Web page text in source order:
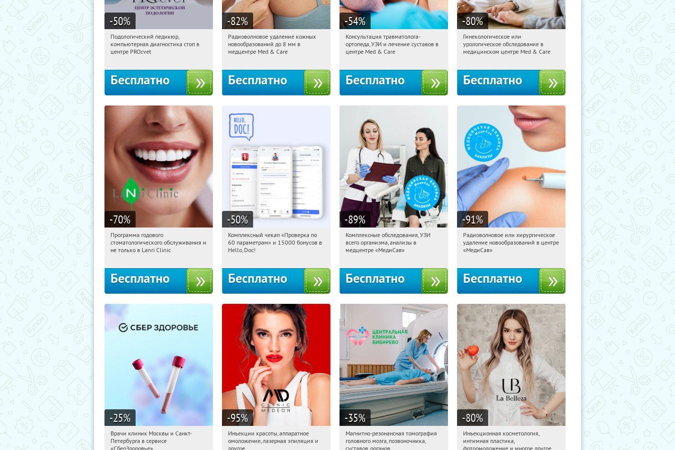
-50%
01:36:59 Получили:
Кропоткинская
Подологический педикюр,
компьютерная диагностика стоп в
центре PROcvet
Бесплатно
-82%
01:36:59 Получили:
Тверская
Радиоволновое удаление кожных
новообразований до 8 мм в
медцентре Med & Care
Бесплатно
-54%
01:36:59 Получили:
Тверская
Консультация травматолога-
ортопеда, УЗИ и лечение суставов в
центре Med & Care
Бесплатно
-80%
01:36:59
Тверская
Гинекологическое или
урологическое обследование в
медицинском центре Med & Care
Бесплатно
-70%
01:36:59
Кузнецкий мост
Программа годового
стоматологического обслуживания и
не только в Lanri Clinic
Бесплатно
-50%
01:36:59 Получили:137
г. Москва
Комплексный чекап «Проверка по
60 параметрам» и 15000 бонусов в
Hello, Doc!
Бесплатно
-89%
01:36:59 Получили:
Коньково
Комплексные обследования, УЗИ
всего организма, анализы в
медцентре «МедиСав»
Бесплатно
-91%
01:36:59 Получили:260
Коньково
Радиоволновое или хирургическое
удаление новообразований в центре
«МедиСав»
Бесплатно
-25%
01:36:59 Получили:
г. Москва
Врачи клиник Москвы и Санкт-
Петербурга в сервисе
«СберЗдоровье»
-95%
01:36:59 Получили:
Таганская
Инъекции красоты, аппаратное
омоложение, лазерная эпиляция и
другое
-35%
01:36:59 Получили:660
Бибирево
Магнитно-резонансная томография
головного мозга, позвоночника,
суставов, органов
-80%
01:36:59 Получили:
Парк культуры
Инъекционная косметология,
интимная пластика,
фотоомоложение и многое другое